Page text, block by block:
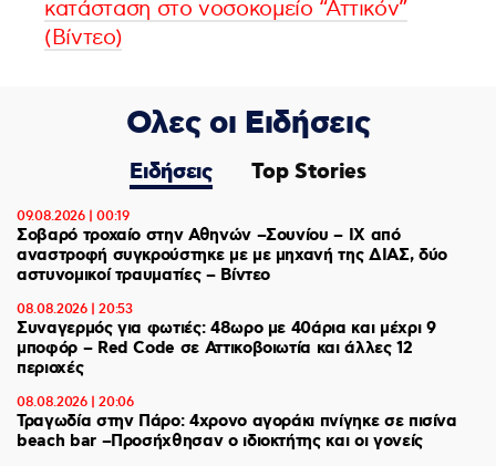
κατάσταση στο νοσοκομείο “Αττικόν”
(Βίντεο)
Ολες οι Ειδήσεις
Ειδήσεις Top Stories
09.08.2026 | 00:19
Σοβαρό τροχαίο στην Αθηνών –Σουνίου – ΙΧ από
αναστροφή συγκρούστηκε με με μηχανή της ΔΙΑΣ, δύο
αστυνομικοί τραυματίες – Βίντεο
08.08.2026 | 20:53
Συναγερμός για φωτιές: 48ωρο με 40άρια και μέχρι 9
μποφόρ – Red Code σε Αττικοβοιωτία και άλλες 12
περιοχές
08.08.2026 | 20:06
Τραγωδία στην Πάρο: 4χρονο αγοράκι πνίγηκε σε πισίνα
beach bar –Προσήχθησαν ο ιδιοκτήτης και οι γονείς